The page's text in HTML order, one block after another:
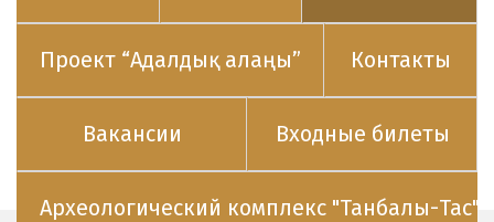
Проект “Адалдық алаңы” Контакты
Вакансии Входные билеты
Археологический комплекс "Танбалы-Тас"